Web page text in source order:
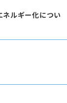
ルギー化につい